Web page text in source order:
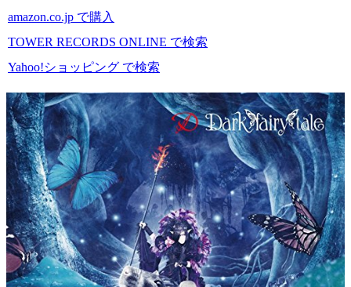
amazon.co.jp で購入
TOWER RECORDS ONLINE で検索
Yahoo!ショッピング で検索